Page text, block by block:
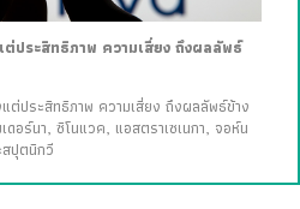
ประสิทธิภาพ ความเสี่ยง ถึงผลลัพธ์
ต่ประสิทธิภาพ ความเสี่ยง ถึงผลลัพธ์ข้าง
ดอร์นา, ซิโนแวค, แอสตราเซเนกา, จอห์น
ปุตนิกวี